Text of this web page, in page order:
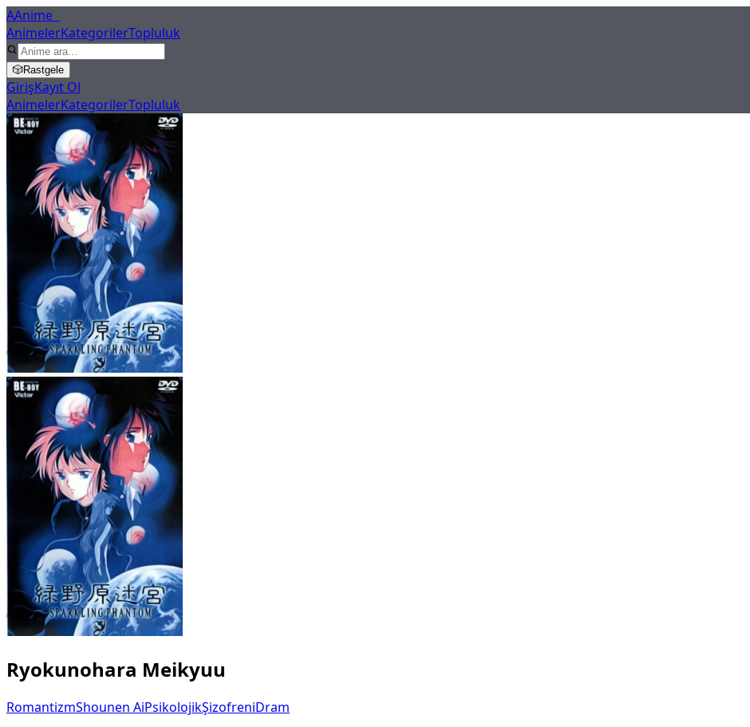
AAnime
AnimelerKategorilerTopluluk
🎲Rastgele
GirişKayıt Ol
AnimelerKategorilerTopluluk
Ryokunohara Meikyuu
RomantizmShounen AiPsikolojikŞizofreniDram